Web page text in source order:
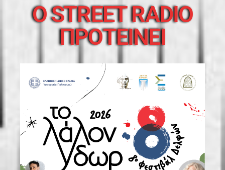
O STREET RADIO
ΠΡΟΤΕΙΝΕΙ